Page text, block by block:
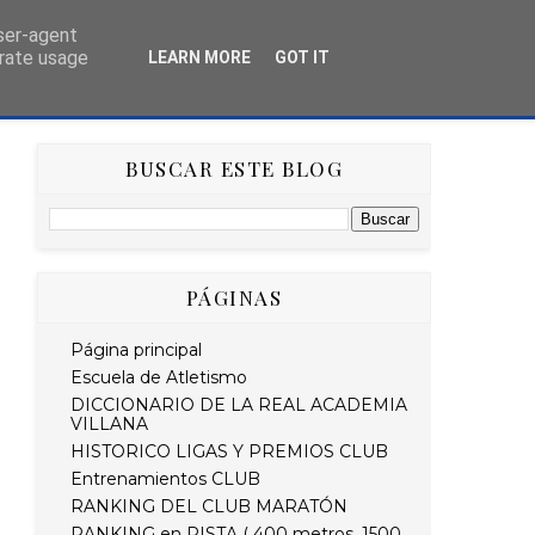
HISTÓRICO RETO STRAVA DEL MES
BUSCAR ESTE BLOG
PÁGINAS
Página principal
Escuela de Atletismo
DICCIONARIO DE LA REAL ACADEMIA
VILLANA
HISTORICO LIGAS Y PREMIOS CLUB
Entrenamientos CLUB
RANKING DEL CLUB MARATÓN
agent
usage
LEARN MORE GOT IT